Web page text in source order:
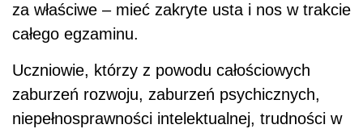
za właściwe – mieć zakryte usta i nos w trakcie
całego egzaminu.
Uczniowie, którzy z powodu całościowych
zaburzeń rozwoju, zaburzeń psychicznych,
niepełnosprawności intelektualnej, trudności w